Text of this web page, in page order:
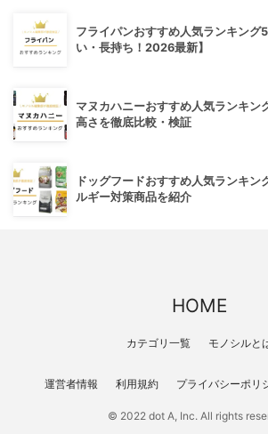
フライパンおすすめ人気ランキング
い・長持ち！2026最新】
マヌカハニーおすすめ人気ランキン
高さを徹底比較・検証
ドッグフードおすすめ人気ランキン
ルギー対策商品を紹介
HOME
カテゴリ一覧 モノシルと
運営者情報 利用規約 プライバシーポリ
© 2022 dot A, Inc. All rights